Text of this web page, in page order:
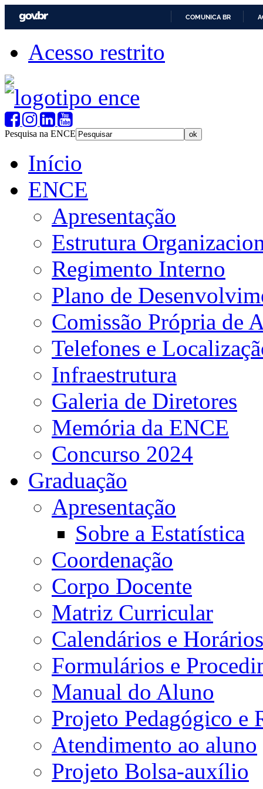
COMUNICA BR
Acesso restrito
Pesquisa na ENCE
Início
ENCE
Apresentação
Estrutura
Regimento Interno
Plano de
Comissão Própria de
Telefones e
Infraestrutura
Galeria de Diretores
Memória da ENCE
Concurso 2024
Graduação
Apresentação
Sobre a Estatística
Coordenação
Corpo Docente
Matriz Curricular
Calendários e Horários
Formulários e
Manual do Aluno
Projeto Pedagógico e
Atendimento ao aluno
Projeto Bolsa-auxílio